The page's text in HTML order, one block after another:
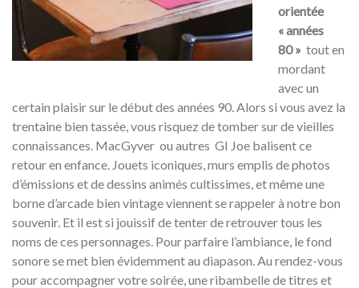
orientée
« années
80 » tout en
mordant
avec un
certain plaisir sur le début des années 90. Alors si vous avez la
trentaine bien tassée, vous risquez de tomber sur de vieilles
connaissances. MacGyver ou autres GI Joe balisent ce
retour en enfance. Jouets iconiques, murs emplis de photos
d’émissions et de dessins animés cultissimes, et même une
borne d’arcade bien vintage viennent se rappeler à notre bon
souvenir. Et il est si jouissif de tenter de retrouver tous les
noms de ces personnages. Pour parfaire l’ambiance, le fond
sonore se met bien évidemment au diapason. Au rendez-vous
pour accompagner votre soirée, une ribambelle de titres et